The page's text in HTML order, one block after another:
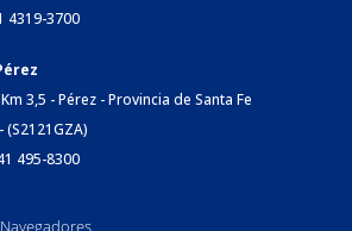
4319-3700
3,5 - Pérez - Provincia de Santa Fe
495-8300